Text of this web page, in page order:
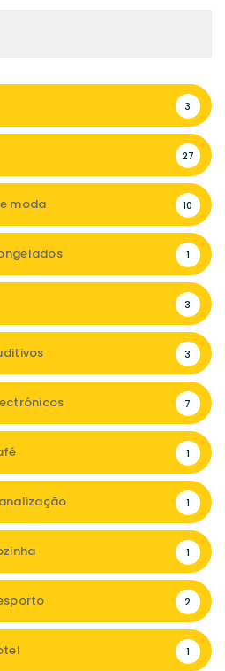
3
27
moda 10
1
3
3
7
1
1
1
2
1